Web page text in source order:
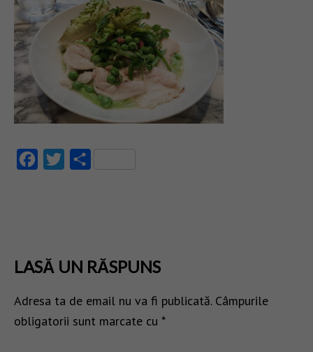
FacebookTwitter
LASĂ UN RĂSPUNS
Adresa ta de email nu va fi publicată. Câmpurile
obligatorii sunt marcate cu *